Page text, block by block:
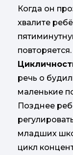
Когда он
хвалите
повторяется.
речь о
маленькие
Позднее
младших
цикл